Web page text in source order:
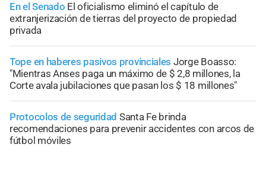
En el Senado El oficialismo eliminó el capítulo de
extranjerización de tierras del proyecto de propiedad
privada
Tope en haberes pasivos provinciales Jorge Boasso:
"Mientras Anses paga un máximo de $ 2,8 millones, la
Corte avala jubilaciones que pasan los $ 18 millones"
Protocolos de seguridad Santa Fe brinda
recomendaciones para prevenir accidentes con arcos de
fútbol móviles